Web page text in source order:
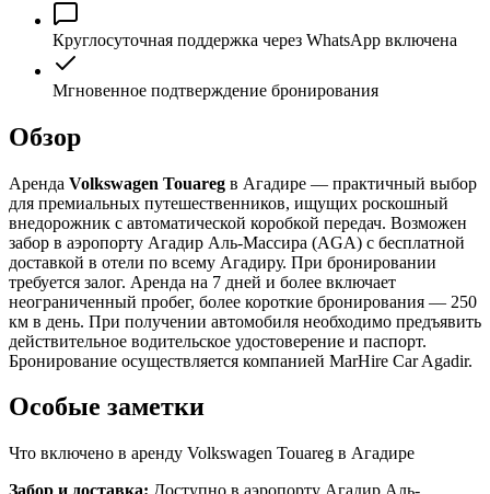
Круглосуточная поддержка через WhatsApp включена
Мгновенное подтверждение бронирования
Обзор
Аренда Volkswagen Touareg в Агадире — практичный выбор
для премиальных путешественников, ищущих роскошный
внедорожник с автоматической коробкой передач. Возможен
забор в аэропорту Агадир Аль-Массира (AGA) с бесплатной
доставкой в отели по всему Агадиру. При бронировании
требуется залог. Аренда на 7 дней и более включает
неограниченный пробег, более короткие бронирования — 250
км в день. При получении автомобиля необходимо предъявить
действительное водительское удостоверение и паспорт.
Бронирование осуществляется компанией MarHire Car Agadir.
Особые заметки
Что включено в аренду Volkswagen Touareg в Агадире